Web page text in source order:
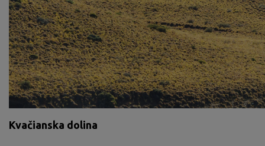
Kvačianska dolina